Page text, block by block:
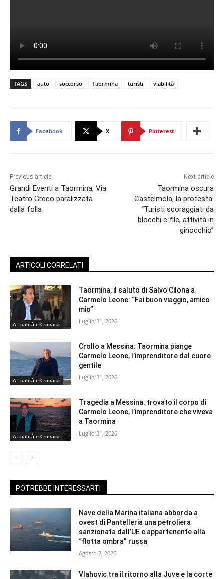
TAGS auto soccorso Taormina turisti viabilità
Facebook X Pinterest
Previous article
Grandi Eventi a Taormina, Via
Teatro Greco paralizzata
dalla folla
Next article
Taormina oscura
Castelmola, la protesta:
“Turisti scoraggiati da
blocchi e file, attività in
ginocchio”
ARTICOLI CORRELATI
Attualità e Cronaca
Taormina, il saluto di Salvo Cilona a
Carmelo Leone: “Fai buon viaggio, amico
mio”
Luglio 31, 2026
Attualità e Cronaca
Crollo a Messina: Taormina piange
Carmelo Leone, l’imprenditore dal cuore
gentile
Luglio 31, 2026
Attualità e Cronaca
Tragedia a Messina: trovato il corpo di
Carmelo Leone, l’imprenditore che viveva
a Taormina
Luglio 31, 2026
POTREBBE INTERESSARTI
Nave della Marina italiana abborda a
ovest di Pantelleria una petroliera
sanzionata dall’UE e appartenente alla
“flotta ombra” russa
Agosto 2, 2026
Vlahovic tra il ritorno alla Juve e la corte